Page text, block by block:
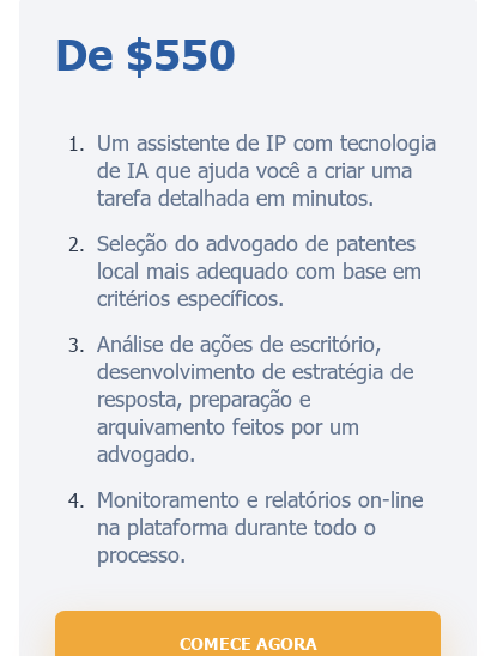
De $550
Um assistente de IP com tecnologia
de IA que ajuda você a criar uma
tarefa detalhada em minutos.
Seleção do advogado de patentes
local mais adequado com base em
critérios específicos.
Análise de ações de escritório,
desenvolvimento de estratégia de
resposta, preparação e
arquivamento feitos por um
advogado.
Monitoramento e relatórios on-line
na plataforma durante todo o
processo.
COMECE AGORA